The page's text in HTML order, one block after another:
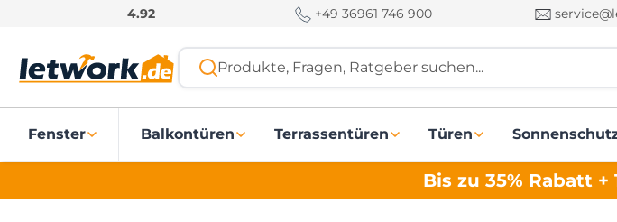
o
4.92 +49 36961 746 900
Produkte, Fragen, Ratgeber suchen...
Fenster Balkontüren Terrassentüren Türen
Bis zu 35% Rabatt